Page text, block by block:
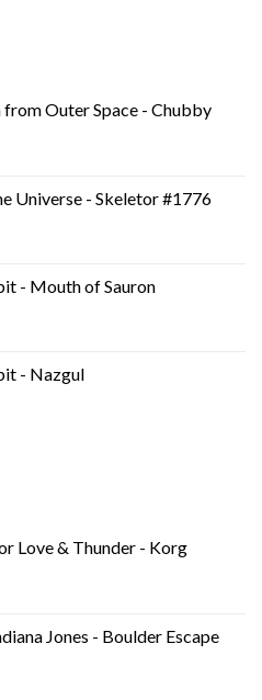
Outer Space - Chubby
Universe - Skeletor #1776
- Mouth of Sauron
- Nazgul
Love & Thunder - Korg
Jones - Boulder Escape